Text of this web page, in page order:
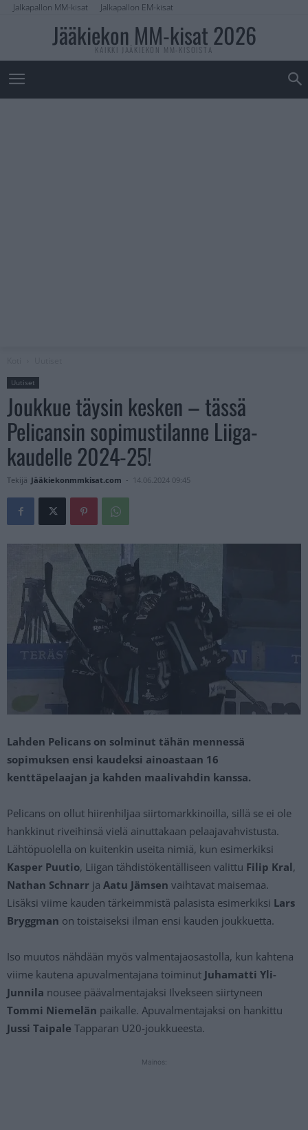
Jalkapallon MM-kisat Jalkapallon EM-kisat
Jääkiekon MM-kisat 2026
KAIKKI JÄÄKIEKON MM-KISOISTA
Uutiset
Joukkue täysin kesken – tässä
Pelicansin sopimustilanne Liiga-
kaudelle 2024-25!
Tekijä Jääkiekonmmkisat.com - 14.06.2024 09:45
Lahden Pelicans on solminut tähän mennessä
sopimuksen ensi kaudeksi ainoastaan 16
kenttäpelaajan ja kahden maalivahdin kanssa.
Pelicans on ollut hiirenhiljaa siirtomarkkinoilla, sillä se ei ole
hankkinut riveihinsä vielä ainuttakaan pelaajavahvistusta.
Lähtöpuolella on kuitenkin useita nimiä, kun esimerkiksi
Kasper Puutio, Liigan tähdistökentälliseen valittu Filip Kral,
Nathan Schnarr ja Aatu Jämsen vaihtavat maisemaa.
Lisäksi viime kauden tärkeimmistä palasista esimerkiksi Lars
Bryggman on toistaiseksi ilman ensi kauden joukkuetta.
Iso muutos nähdään myös valmentajaosastolla, kun kahtena
viime kautena apuvalmentajana toiminut Juhamatti Yli-
Junnila nousee päävalmentajaksi Ilvekseen siirtyneen
Tommi Niemelän paikalle. Apuvalmentajaksi on hankittu
Jussi Taipale Tapparan U20-joukkueesta.
Mainos: